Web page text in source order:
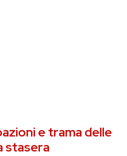
e trama delle
stasera